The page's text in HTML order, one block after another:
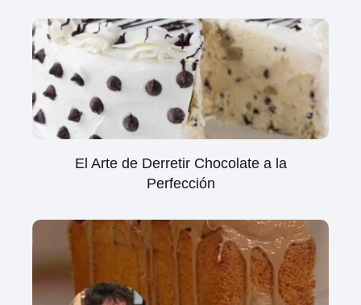
El Arte de Derretir Chocolate a la
Perfección